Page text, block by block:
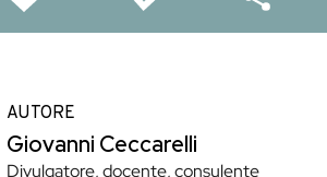
AUTORE
Giovanni Ceccarelli
Divulgatore, docente, consulente